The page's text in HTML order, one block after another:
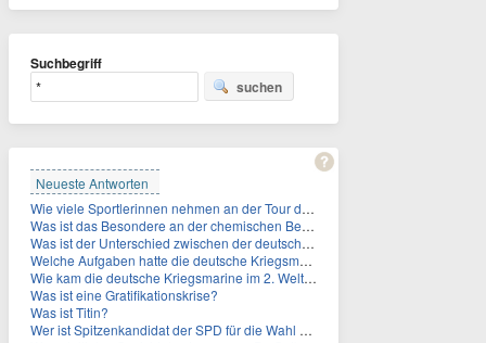
Suchbegriff
suchen
Neueste Antworten
Wie viele Sportlerinnen nehmen an der Tour de Femmes teil?
Was ist das Besondere an der chemischen Bezeichnung für Titin?
Was ist der Unterschied zwischen der deutschen Kriegsmarine im 2. Weltkrieg und der Naziflotte?
Welche Aufgaben hatte die deutsche Kriegsmarine im 2. Weltkrieg im Schwarzen Meer?
Wie kam die deutsche Kriegsmarine im 2. Weltkrieg ins Schwarze Meer?
Was ist eine Gratifikationskrise?
Was ist Titin?
Wer ist Spitzenkandidat der SPD für die Wahl zum Berliner Abgeordnetenhaus im September 2026?